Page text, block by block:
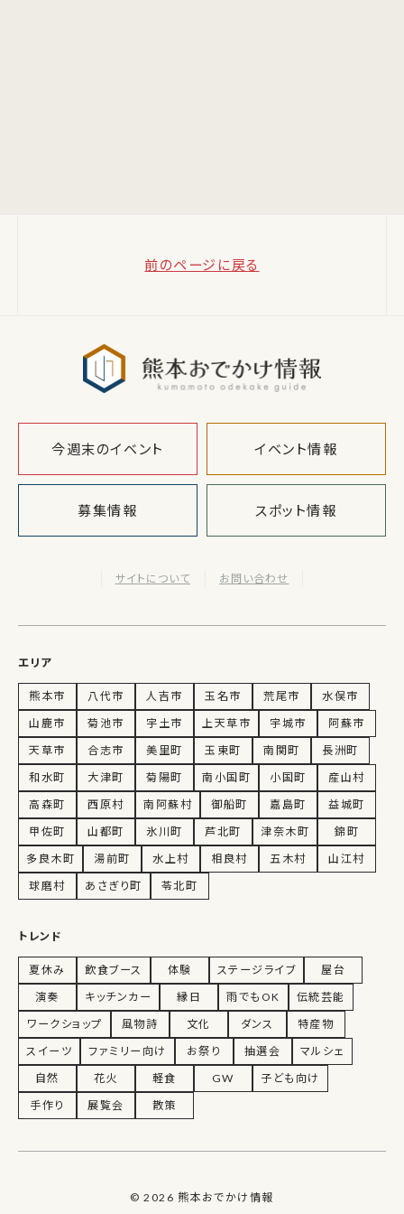
前のページに戻る
今週末のイベント イベント情報
募集情報 スポット情報
サイトについて お問い合わせ
エリア
熊本市 八代市 人吉市 玉名市 荒尾市
水俣市
山鹿市
菊池市 宇土市 上天草市 宇城市
阿蘇市
天草市
合志市 美里町 玉東町 南関町
長洲町
和水町
大津町 菊陽町 南小国町 小国町
産山村
高森町
西原村 南阿蘇村 御船町 嘉島町
益城町
甲佐町
山都町 氷川町 芦北町 津奈木町
錦町
多良木町
湯前町 水上村 相良村 五木村
山江村
球磨村
あさぎり町 苓北町
トレンド
夏休み 飲食ブース 体験 ステージライブ
屋台
演奏
キッチンカー 縁日 雨でもOK
伝統芸能
ワークショップ
風物詩 文化 ダンス
特産物
スイーツ
ファミリー向け お祭り 抽選会
マルシェ
自然
花火 軽食 GW
子ども向け
手作り
展覧会 散策
© 2026 熊本おでかけ情報